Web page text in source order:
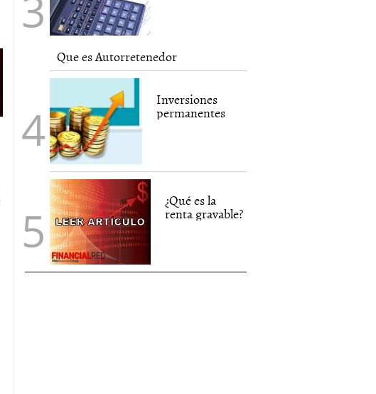
Que es Autorretenedor
Inversiones
permanentes
¿Qué es la
renta gravable?